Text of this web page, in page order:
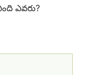
ఎవరు?